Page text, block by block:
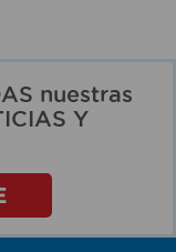
nuestras
Y